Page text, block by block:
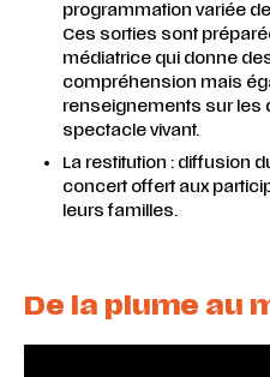
programmation variée
Ces sorties sont
médiatrice qui donne
compréhension mais
renseignements sur les
spectacle vivant.
La restitution : diffusion
concert offert aux
leurs familles.
De la plume au